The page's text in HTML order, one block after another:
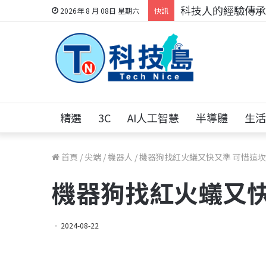
2026年 8 月 08日 星期六 快訊 科技人的經驗傳
精選 3C AI人工智慧 半導體 生活
首頁 /尖端 /機器人 /機器狗找紅火蟻又快又準 可惜這
機器狗找紅火蟻又
2024-08-22